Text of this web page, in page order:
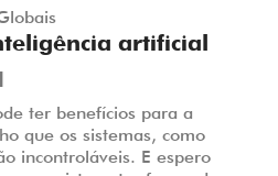
artificial
ter benefícios para a
que os sistemas, como
incontroláveis. E espero